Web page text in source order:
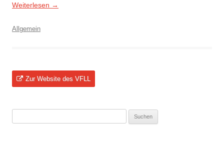
Weiterlesen →
Allgemein
Zur Website des VFLL
nach: